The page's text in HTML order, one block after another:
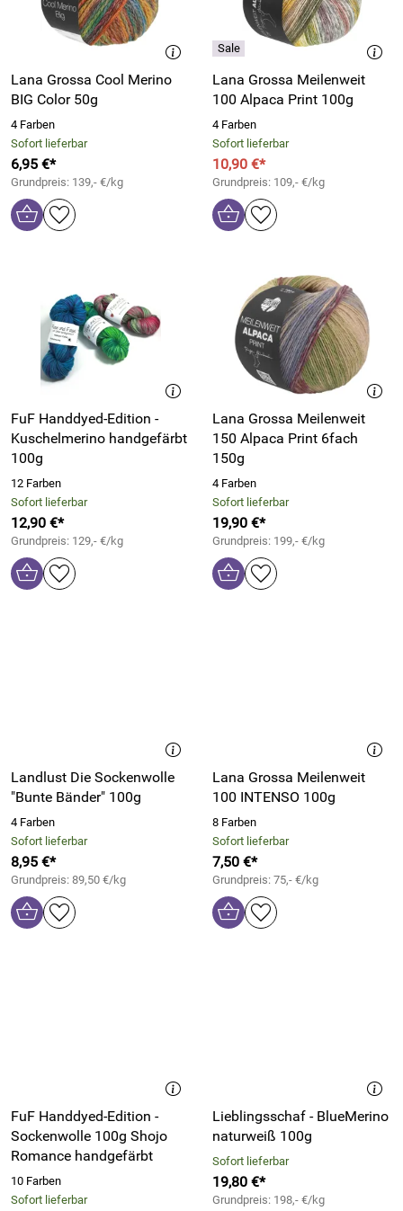
Lana Grossa Cool Merino
BIG Color 50g
4 Farben
Sofort lieferbar
6,95 €*
Grundpreis: 139,- €/kg
Lana Grossa Meilenweit
100 Alpaca Print 100g
4 Farben
Sofort lieferbar
10,90 €*
Grundpreis: 109,- €/kg
FuF Handdyed-Edition -
Kuschelmerino handgefärbt
100g
12 Farben
Sofort lieferbar
12,90 €*
Grundpreis: 129,- €/kg
Lana Grossa Meilenweit
150 Alpaca Print 6fach
150g
4 Farben
Sofort lieferbar
19,90 €*
Grundpreis: 199,- €/kg
Landlust Die Sockenwolle
"Bunte Bänder" 100g
4 Farben
Sofort lieferbar
8,95 €*
Grundpreis: 89,50 €/kg
Lana Grossa Meilenweit
100 INTENSO 100g
8 Farben
Sofort lieferbar
7,50 €*
Grundpreis: 75,- €/kg
FuF Handdyed-Edition -
Sockenwolle 100g Shojo
Romance handgefärbt
10 Farben
Sofort lieferbar
Lieblingsschaf - BlueMerino
naturweiß 100g
Sofort lieferbar
19,80 €*
Grundpreis: 198,- €/kg